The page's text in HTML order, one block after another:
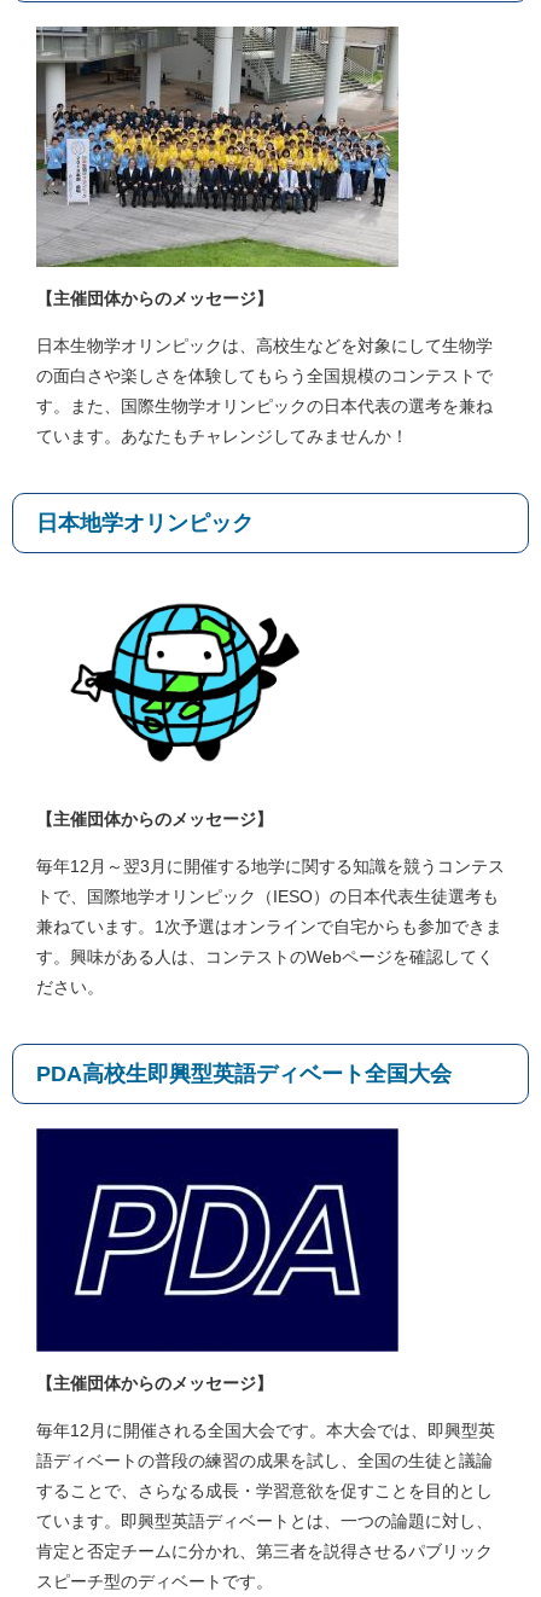
【主催団体からのメッセージ】
日本生物学オリンピックは、高校生などを対象にして生物学
の面白さや楽しさを体験してもらう全国規模のコンテストで
す。また、国際生物学オリンピックの日本代表の選考を兼ね
ています。あなたもチャレンジしてみませんか！
日本地学オリンピック
【主催団体からのメッセージ】
毎年12月～翌3月に開催する地学に関する知識を競うコンテス
トで、国際地学オリンピック（IESO）の日本代表生徒選考も
兼ねています。1次予選はオンラインで自宅からも参加できま
す。興味がある人は、コンテストのWebページを確認してく
ださい。
PDA高校生即興型英語ディベート全国大会
【主催団体からのメッセージ】
毎年12月に開催される全国大会です。本大会では、即興型英
語ディベートの普段の練習の成果を試し、全国の生徒と議論
することで、さらなる成長・学習意欲を促すことを目的とし
ています。即興型英語ディベートとは、一つの論題に対し、
肯定と否定チームに分かれ、第三者を説得させるパブリック
スピーチ型のディベートです。